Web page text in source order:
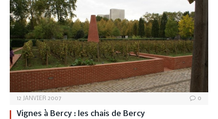
12 JANVIER 2007 0
Vignes à Bercy : les chais de Bercy